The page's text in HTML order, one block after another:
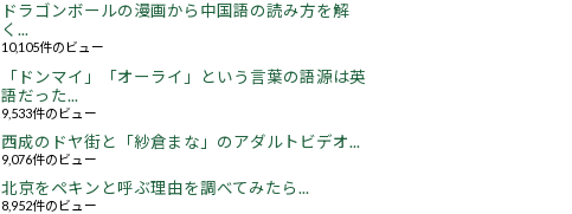
ドラゴンボールの漫画から中国語の読み方を解
く...
10,105件のビュー
「ドンマイ」「オーライ」という言葉の語源は英
語だった...
9,533件のビュー
西成のドヤ街と「紗倉まな」のアダルトビデオ...
9,076件のビュー
北京をペキンと呼ぶ理由を調べてみたら...
8,952件のビュー